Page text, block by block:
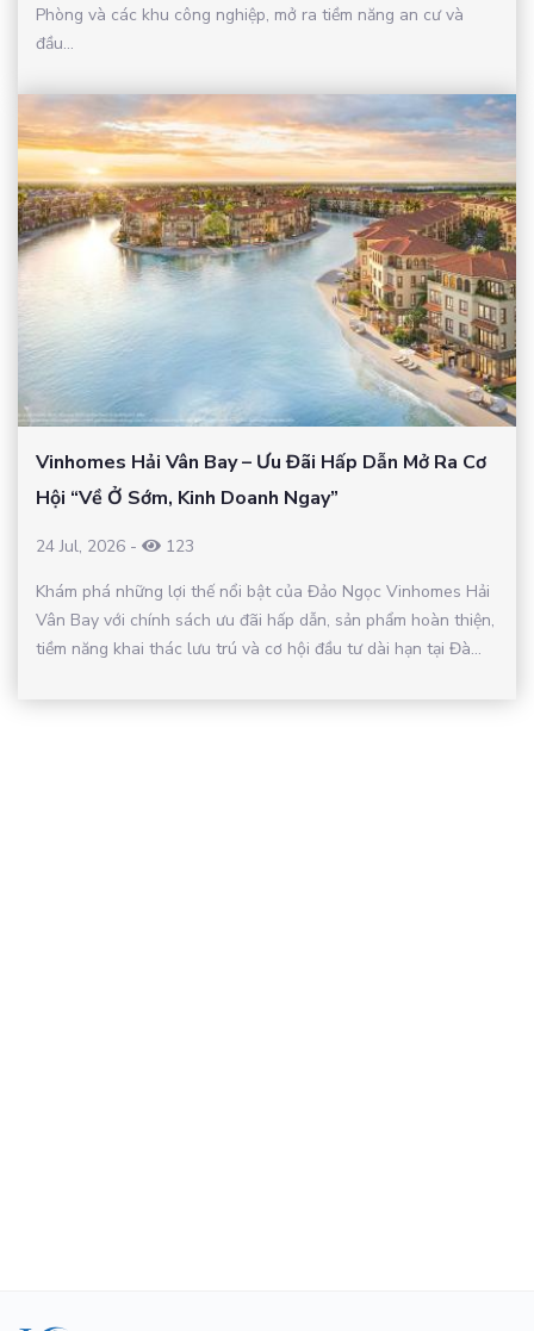
Phòng và các khu công nghiệp, mở ra tiềm năng an cư và
đầu...
Vinhomes Hải Vân Bay – Ưu Đãi Hấp Dẫn Mở Ra Cơ
Hội “Về Ở Sớm, Kinh Doanh Ngay”
24 Jul, 2026 -
123
Khám phá những lợi thế nổi bật của Đảo Ngọc Vinhomes Hải
Vân Bay với chính sách ưu đãi hấp dẫn, sản phẩm hoàn thiện,
tiềm năng khai thác lưu trú và cơ hội đầu tư dài hạn tại Đà...